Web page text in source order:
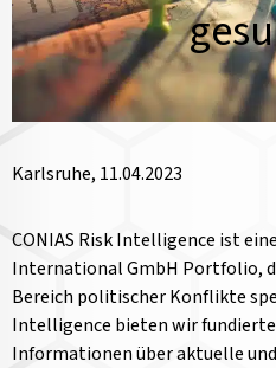
Karlsruhe, 11.04.2023
CONIAS Risk Intelligence ist
International GmbH Portfolio,
Bereich politischer Konflikte
Intelligence bieten wir
Informationen über aktuelle